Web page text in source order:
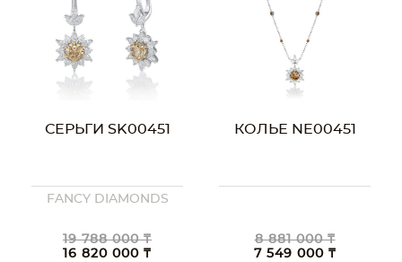
СЕРЬГИ SK00451
FANCY DIAMONDS
19 788 000 ₸
16 820 000 ₸
КОЛЬЕ NE00451
8 881 000 ₸
7 549 000 ₸